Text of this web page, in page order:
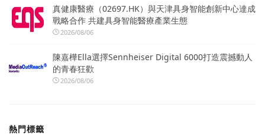
真健康醫療（02697.HK）與天津具身智能創新中心達成
戰略合作 共建具身智能醫療產業生態
2026/08/06
陳嘉樺Ella選擇Sennheiser Digital 6000打造震撼動人
的青春狂歡
2026/08/06
熱門標籤